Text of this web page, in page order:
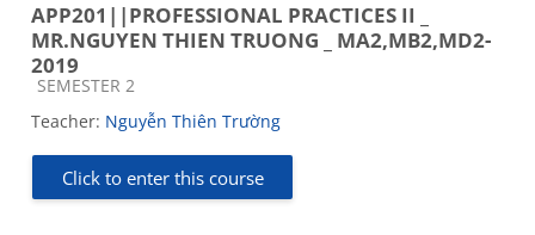
APP201||PROFESSIONAL PRACTICES II _
MR.NGUYEN THIEN TRUONG _ MA2,MB2,MD2-
2019
Course category
SEMESTER 2
Teacher: Nguyễn Thiên Trường
Click to enter this course